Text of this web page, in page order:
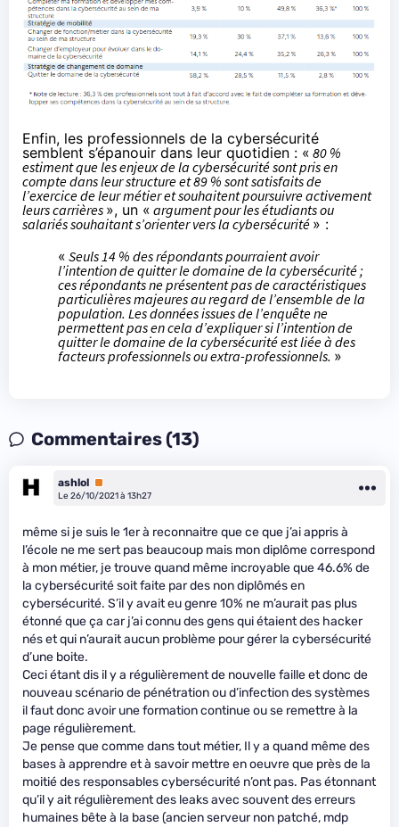
Enfin, les professionnels de la cybersécurité
semblent s’épanouir dans leur quotidien : « 80 %
estiment que les enjeux de la cybersécurité sont pris en
compte dans leur structure et 89 % sont satisfaits de
l’exercice de leur métier et souhaitent poursuivre activement
leurs carrières », un « argument pour les étudiants ou
salariés souhaitant s’orienter vers la cybersécurité » :
« Seuls 14 % des répondants pourraient avoir
l’intention de quitter le domaine de la cybersécurité ;
ces répondants ne présentent pas de caractéristiques
particulières majeures au regard de l’ensemble de la
population. Les données issues de l’enquête ne
permettent pas en cela d’expliquer si l’intention de
quitter le domaine de la cybersécurité est liée à des
facteurs professionnels ou extra-professionnels. »
Commentaires (13)
ashlol Premium
Le 26/10/2021 à 13h27
même si je suis le 1er à reconnaitre que ce que j’ai appris à
l’école ne me sert pas beaucoup mais mon diplôme correspond
à mon métier, je trouve quand même incroyable que 46.6% de
la cybersécurité soit faite par des non diplômés en
cybersécurité. S’il y avait eu genre 10% ne m’aurait pas plus
étonné que ça car j’ai connu des gens qui étaient des hacker
nés et qui n’aurait aucun problème pour gérer la cybersécurité
d’une boite.
Ceci étant dis il y a régulièrement de nouvelle faille et donc de
nouveau scénario de pénétration ou d’infection des systèmes
il faut donc avoir une formation continue ou se remettre à la
page régulièrement.
Je pense que comme dans tout métier, Il y a quand même des
bases à apprendre et à savoir mettre en oeuvre que près de la
moitié des responsables cybersécurité n’ont pas. Pas étonnant
qu’il y ait régulièrement des leaks avec souvent des erreurs
humaines bête à la base (ancien serveur non patché, mdp